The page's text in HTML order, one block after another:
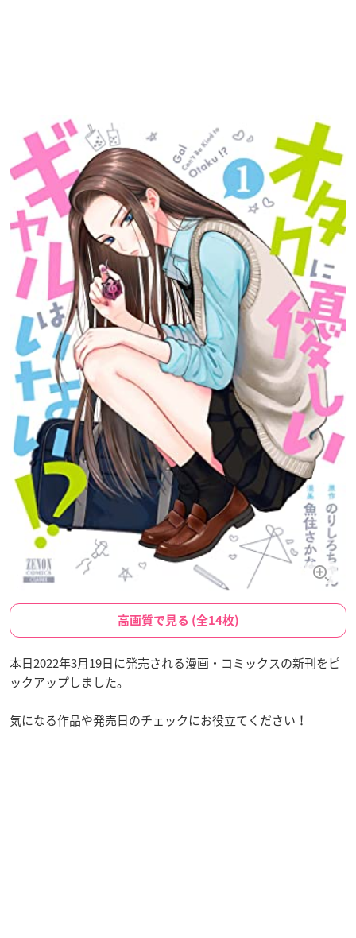
高画質で見る (全14枚)
本日2022年3月19日に発売される漫画・コミックスの新刊をピ
ックアップしました。
気になる作品や発売日のチェックにお役立てください！